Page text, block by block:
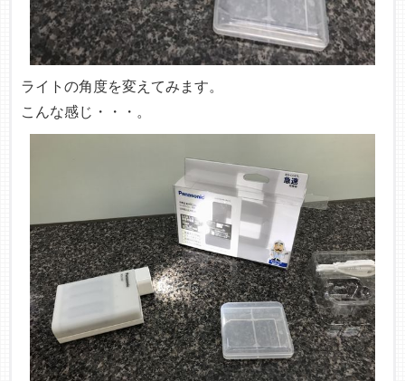
ライトの角度を変えてみます。
こんな感じ・・・。